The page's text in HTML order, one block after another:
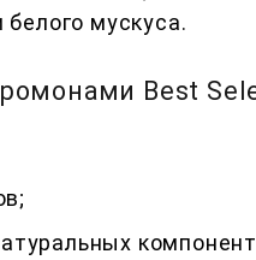
мускуса.
Best